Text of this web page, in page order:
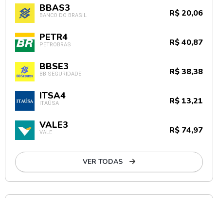
BBAS3
BANCO DO BRASIL R$ 20,06
PETR4
PETROBRAS R$ 40,87
BBSE3
BB SEGURIDADE R$ 38,38
ITSA4
ITAÚSA R$ 13,21
VALE3
VALE R$ 74,97
VER TODAS